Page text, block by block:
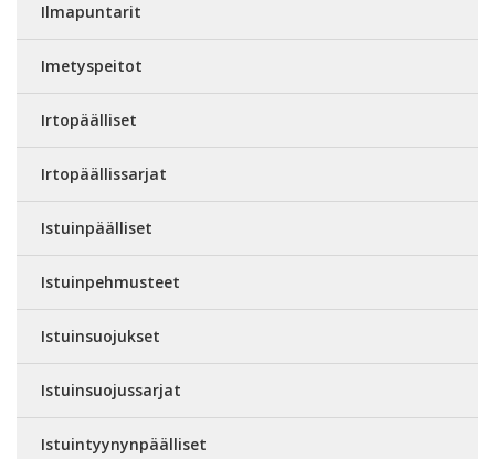
Ilmapuntarit
Imetyspeitot
Irtopäälliset
Irtopäällissarjat
Istuinpäälliset
Istuinpehmusteet
Istuinsuojukset
Istuinsuojussarjat
Istuintyynynpäälliset